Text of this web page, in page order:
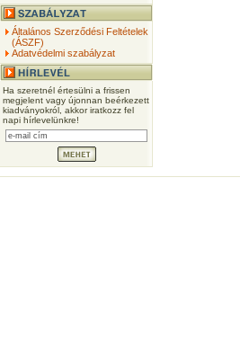
Általános Szerződési Feltételek
(ÁSZF)
Adatvédelmi szabályzat
Ha szeretnél értesülni a frissen
megjelent vagy újonnan beérkezett
kiadványokról, akkor iratkozz fel
napi hírlevelünkre!